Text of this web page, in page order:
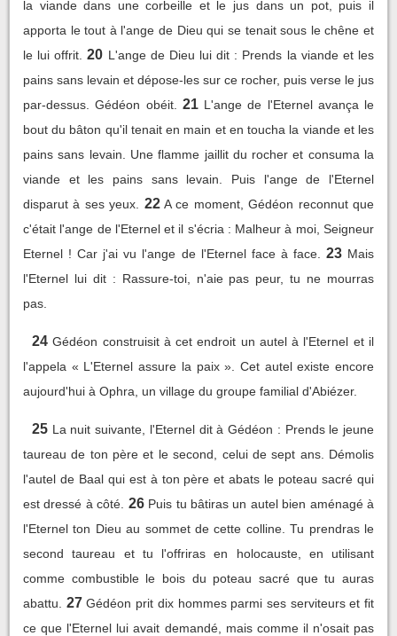
la viande dans une corbeille et le jus dans un pot, puis il
apporta le tout à l'ange de Dieu qui se tenait sous le chêne et
le lui offrit. 20 L'ange de Dieu lui dit : Prends la viande et les
pains sans levain et dépose-les sur ce rocher, puis verse le jus
par-dessus. Gédéon obéit.
21 L'ange de l'Eternel avança le
bout du bâton qu'il tenait en main et en toucha la viande et les
pains sans levain. Une flamme jaillit du rocher et consuma la
viande et les pains sans levain. Puis l'ange de l'Eternel
disparut à ses yeux.
22 A ce moment, Gédéon reconnut que
c'était l'ange de l'Eternel et il s'écria : Malheur à moi, Seigneur
Eternel ! Car j'ai vu l'ange de l'Eternel face à face.
23 Mais
l'Eternel lui dit : Rassure-toi, n'aie pas peur, tu ne mourras
pas.
24 Gédéon construisit à cet endroit un autel à l'Eternel et il
l'appela « L'Eternel assure la paix ». Cet autel existe encore
aujourd'hui à Ophra, un village du groupe familial d'Abiézer.
25 La nuit suivante, l'Eternel dit à Gédéon : Prends le jeune
taureau de ton père et le second, celui de sept ans. Démolis
l'autel de Baal qui est à ton père et abats le poteau sacré qui
est dressé à côté. 26 Puis tu bâtiras un autel bien aménagé à
l'Eternel ton Dieu au sommet de cette colline. Tu prendras le
second taureau et tu l'offriras en holocauste, en utilisant
comme combustible le bois du poteau sacré que tu auras
abattu.
27 Gédéon prit dix hommes parmi ses serviteurs et fit
ce que l'Eternel lui avait demandé, mais comme il n'osait pas